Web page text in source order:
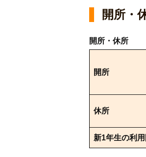
開所・
開所・休所
開所
休所
新1年生の利用